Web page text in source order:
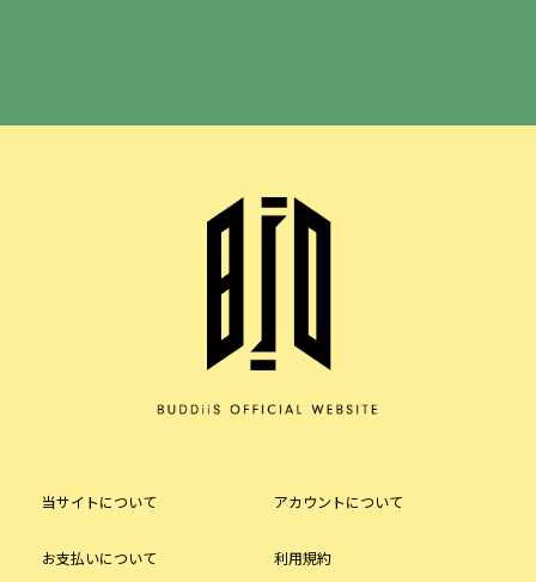
当サイトについて アカウントについて
お支払いについて 利用規約